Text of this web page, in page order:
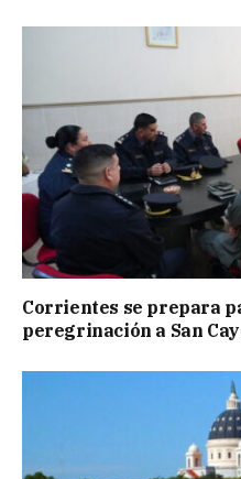
Corrientes se prepara
peregrinación a San